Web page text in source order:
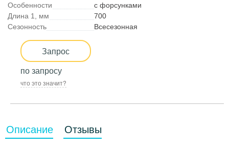
Особенности
с форсунками
Длина 1, мм
700
Сезонность
Всесезонная
Запрос
по запросу
что это значит?
Описание Отзывы